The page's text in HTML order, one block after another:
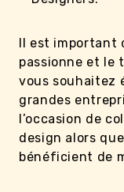
Il est important
passionne et le
vous souhaitez
grandes
l’occasion de
design alors
bénéficient de